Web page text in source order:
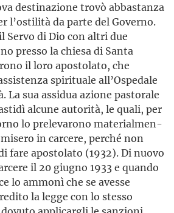
destinazione trovò abbastanza
l’ostilità da parte del Governo.
Servo di Dio con altri due
presso la chiesa di Santa
il loro apostolato, che
spirituale all’Ospedale
La sua assidua azione pastorale
alcune autorità, le quali, per
lo prelevarono materialmen­
in carcere, perché non
fare apostolato (1932). Di nuovo
il 20 giugno 1933 e quando
lo ammonì che se avesse
la legge con lo stesso